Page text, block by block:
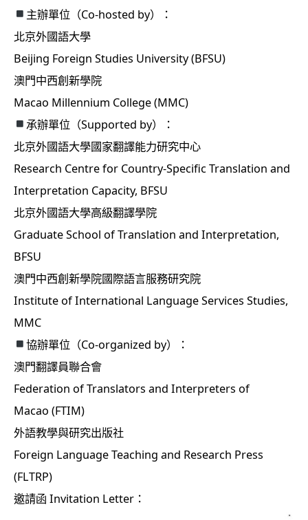
主辦單位（Co-hosted by）：
北京外國語大學
Beijing Foreign Studies University (BFSU)
澳門中西創新學院
Macao Millennium College (MMC)
承辦單位（Supported by）：
北京外國語大學國家翻譯能力研究中心
Research Centre for Country-Specific Translation and
Interpretation Capacity, BFSU
北京外國語大學高級翻譯學院
Graduate School of Translation and Interpretation,
BFSU
澳門中西創新學院國際語言服務研究院
Institute of International Language Services Studies,
MMC
協辦單位（Co-organized by）：
澳門翻譯員聯合會
Federation of Translators and Interpreters of
Macao (FTIM)
外語教學與研究出版社
Foreign Language Teaching and Research Press
(FLTRP)
邀請函 Invitation Letter：